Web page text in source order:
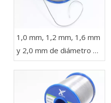
1,0 mm, 1,2 mm, 1,6 mm
y 2,0 mm de diámetro 63
37 Sn Pb Soldadura en un
carrete de 1 kg para
luces LED